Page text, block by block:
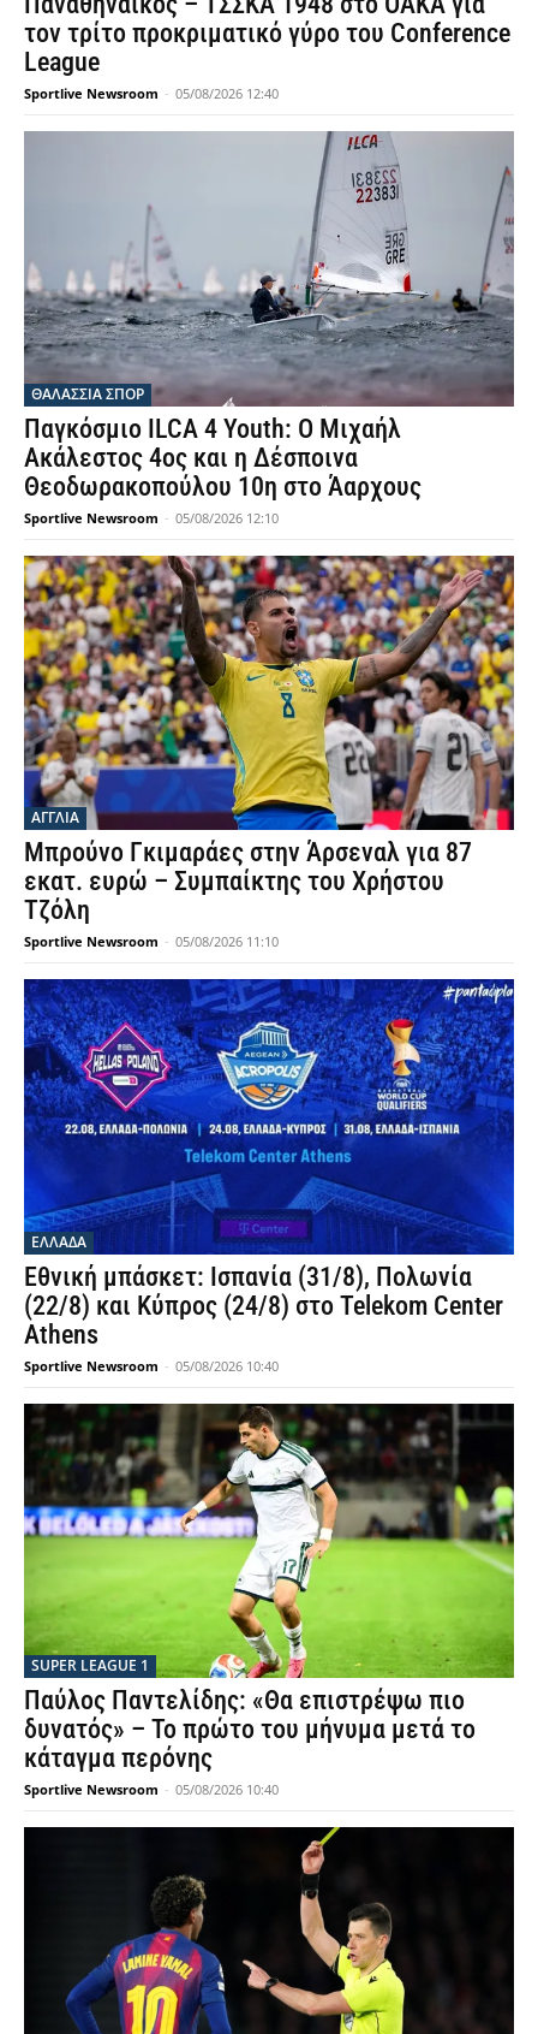
τον τρίτο προκριματικό γύρο του Conference
League
Sportlive Newsroom - 05/08/2026 12:40
ΘΑΛΆΣΣΙΑ ΣΠΟΡ
Παγκόσμιο ILCA 4 Youth: Ο Μιχαήλ
Ακάλεστος 4ος και η Δέσποινα
Θεοδωρακοπούλου 10η στο Άαρχους
Sportlive Newsroom - 05/08/2026 12:10
ΑΓΓΛΙΑ
Μπρούνο Γκιμαράες στην Άρσεναλ για 87
εκατ. ευρώ – Συμπαίκτης του Χρήστου
Τζόλη
Sportlive Newsroom - 05/08/2026 11:10
ΕΛΛΑΔΑ
Εθνική μπάσκετ: Ισπανία (31/8), Πολωνία
(22/8) και Κύπρος (24/8) στο Telekom Center
Athens
Sportlive Newsroom - 05/08/2026 10:40
SUPER LEAGUE 1
Παύλος Παντελίδης: «Θα επιστρέψω πιο
δυνατός» – Το πρώτο του μήνυμα μετά το
κάταγμα περόνης
Sportlive Newsroom - 05/08/2026 10:40